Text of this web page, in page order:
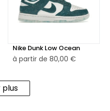
Nike Dunk Low Ocean
à partir de 80,00 €
plus